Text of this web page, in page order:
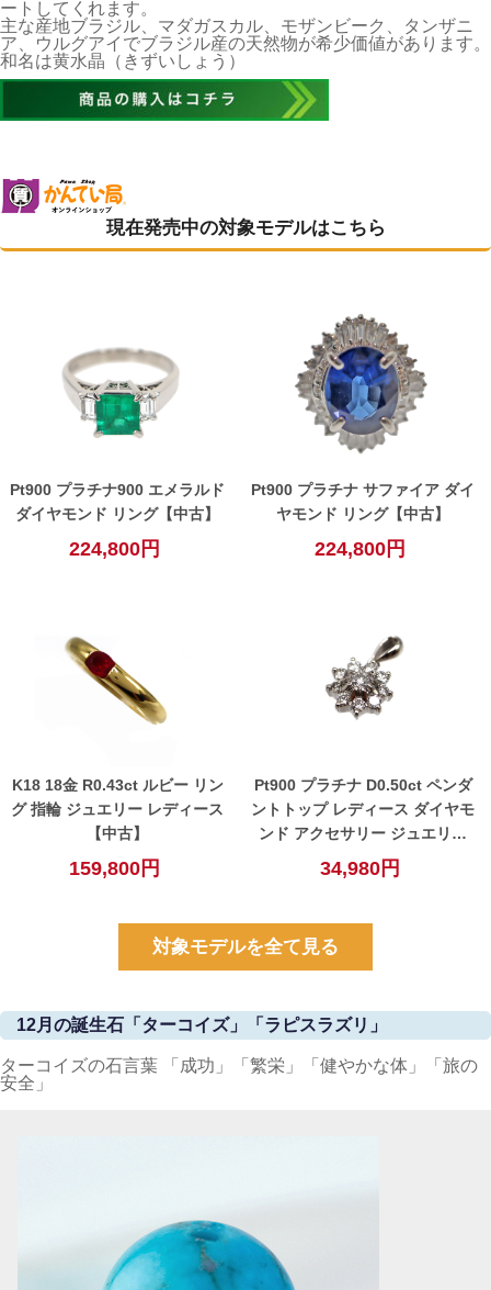
ートしてくれます。
主な産地ブラジル、マダガスカル、モザンビーク、タンザニ
ア、ウルグアイでブラジル産の天然物が希少価値があります。
和名は黄水晶（きずいしょう）
現在発売中の対象モデルはこちら
Pt900 プラチナ900 エメラルド
ダイヤモンド リング【中古】
224,800円
Pt900 プラチナ サファイア ダイ
ヤモンド リング【中古】
224,800円
K18 18金 R0.43ct ルビー リン
グ 指輪 ジュエリー レディース
【中古】
159,800円
Pt900 プラチナ D0.50ct ペンダ
ントトップ レディース ダイヤモ
ンド アクセサリー ジュエリー
【中古】
34,980円
対象モデルを全て見る
12月の誕生石「ターコイズ」「ラピスラズリ」
ターコイズの石言葉 「成功」「繁栄」「健やかな体」「旅の
安全」